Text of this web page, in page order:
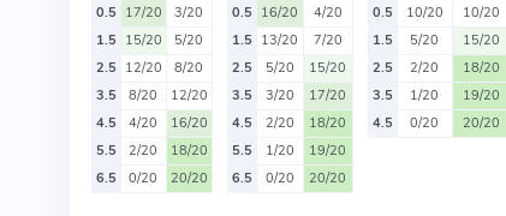
0.5 17/20
3/20
1.5 15/20
5/20
2.5 12/20
8/20
3.5
8/20
12/20
4.5
4/20
16/20
5.5
2/20
18/20
6.5
0/20 20/20
0.5 16/20
4/20
1.5 13/20
7/20
2.5
5/20
15/20
3.5
3/20
17/20
4.5
2/20
18/20
5.5
1/20
19/20
6.5
0/20 20/20
0.5
10/20
10/20
1.5
5/20
15/20
2.5
2/20
18/20
3.5
1/20
19/20
4.5
0/20 20/20